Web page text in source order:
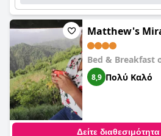
Matthew's
Bed & Breakfast
8,9 Πολύ Καλό
Δείτε διαθεσιμότητα